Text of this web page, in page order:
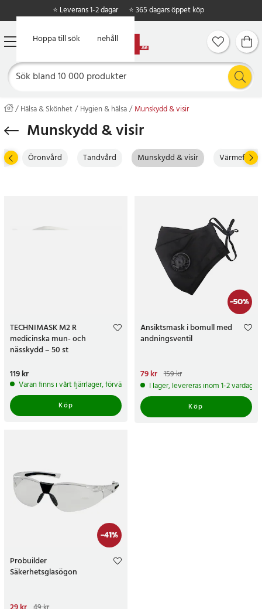
Hoppa till huvudinnehåll
Hoppa till sök
⭐ Leverans 1-2 dagar ⭐ 365 dagars öppet köp
Hälsa & Skönhet Hygien & hälsa Munskydd & visir
Munskydd & visir
Öronvård Tandvård Munskydd & visir Värmefiltar
TECHNIMASK M2 R
medicinska mun- och
nässkydd – 50 st
Pris:119 kr
119 kr
Varan finns i vårt fjärrlager, förväntas skickas inom 5-7 arbetsdagar
Köp
-50%
Ansiktsmask i bomull med
andningsventil
Nuvarande pris
pris:159 kr
79 kr 159 kr
I lager, levereras inom 1-2 vardagar
Köp
-41%
Probuilder
Säkerhetsglasögon